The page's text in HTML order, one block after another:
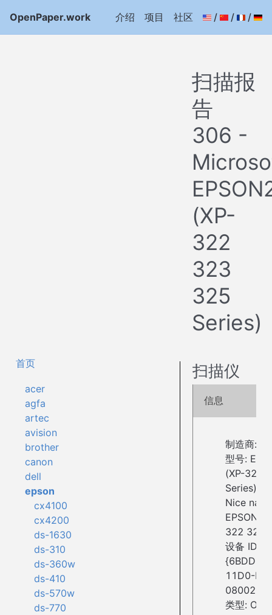
OpenPaper.work 介绍 项目 社区 / / /
扫描报
告
306 -
(XP-
322
323
325
Series)
首页
acer
agfa
artec
avision
brother
canon
dell
epson
cx4100
cx4200
ds-1630
ds-310
ds-360w
ds-410
ds-570w
ds-770
扫描仪
信息
制造商:
型号:
(XP-322
Series)
Nice
322 323
设备 ID:
11D0-
类型: